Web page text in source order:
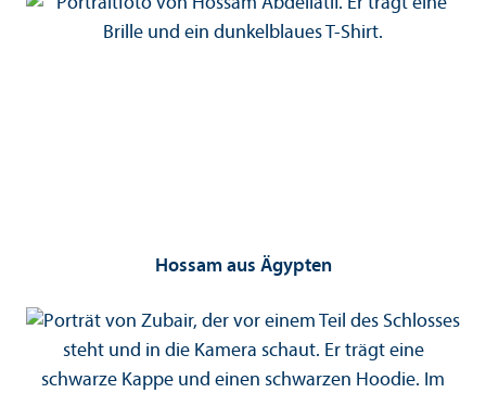
Hossam aus Ägypten